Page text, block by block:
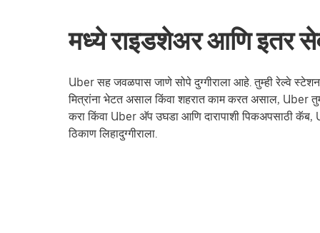
मध्ये राइडशेअर आणि इतर
Uber सह जवळपास जाणे सोपे दुग्गीराला आहे. तुम्ही रेल्वे
मित्रांना भेटत असाल किंवा शहरात काम करत असाल, Uber
करा किंवा Uber अ‍ॅप उघडा आणि दारापाशी पिकअपसाठी
ठिकाण लिहादुग्गीराला.